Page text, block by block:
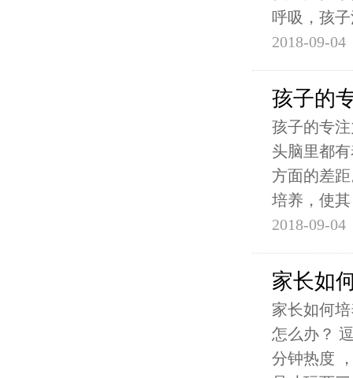
呼吸，孩
2018-09-04
孩子的
孩子的专
头脑里都
方面的差
培养，使其
2018-09-04
家长如
家长如何
怎么办？
分钟热度